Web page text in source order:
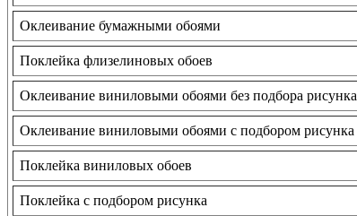
Оклеивание бумажными обоями
Поклейка флизелиновых обоев
Оклеивание виниловыми обоями без подбора рисунка
Оклеивание виниловыми обоями с подбором рисунка
Поклейка виниловых обоев
Поклейка с подбором рисунка